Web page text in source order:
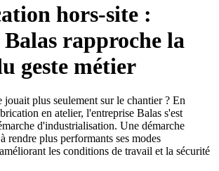
hors-site :
rapproche la
geste métier
jouait plus seulement sur le chantier ? En
en atelier, l'entreprise Balas s'est
d'industrialisation. Une démarche
rendre plus performants ses modes
les conditions de travail et la sécurité